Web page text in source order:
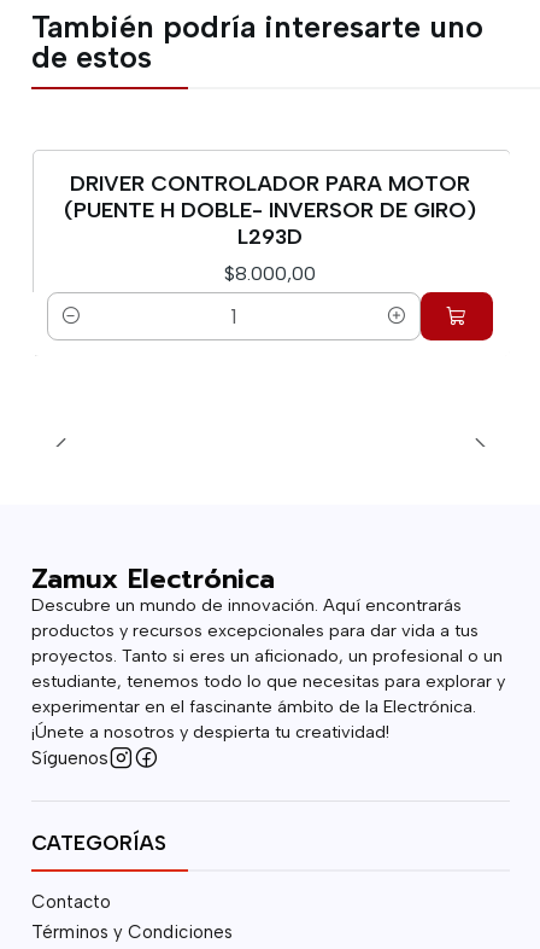
También podría interesarte uno
de estos
DRIVER CONTROLADOR PARA MOTOR
(PUENTE H DOBLE- INVERSOR DE GIRO)
L293D
$8.000,00
Cantidad
Zamux Electrónica
Descubre un mundo de innovación. Aquí encontrarás
productos y recursos excepcionales para dar vida a tus
proyectos. Tanto si eres un aficionado, un profesional o un
estudiante, tenemos todo lo que necesitas para explorar y
experimentar en el fascinante ámbito de la Electrónica.
¡Únete a nosotros y despierta tu creatividad!
Síguenos
CATEGORÍAS
Contacto
Términos y Condiciones